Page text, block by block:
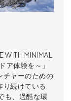
WITH MINIMAL
ア体験を～」
チャーのための
り続けている
も、過酷な環